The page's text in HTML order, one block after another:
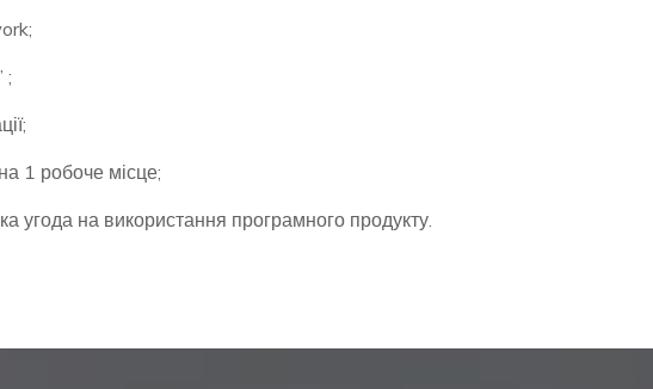
;
1 робоче місце;
угода на використання програмного продукту.